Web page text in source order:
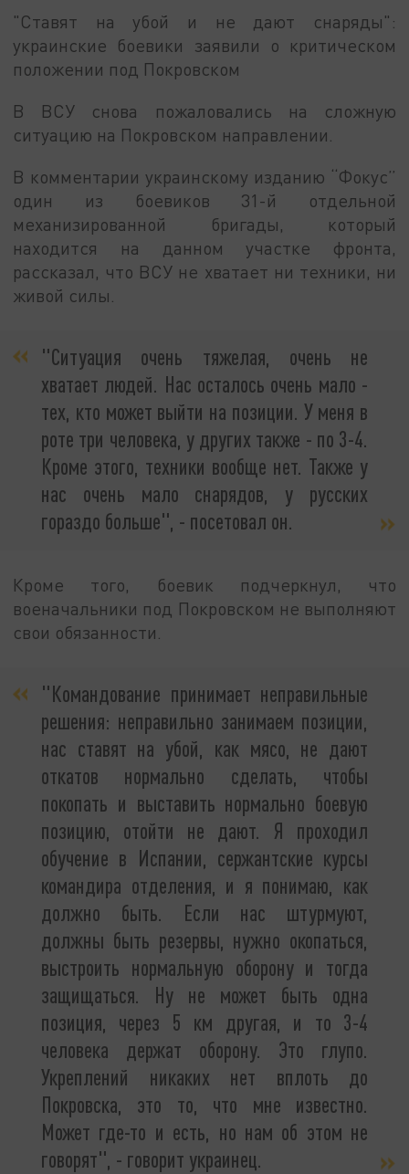
"Ставят на убой и не дают снаряды":
украинские боевики заявили о критическом
положении под Покровском
В ВСУ снова пожаловались на сложную
ситуацию на Покровском направлении.
В комментарии украинскому изданию “Фокус”
один из боевиков 31-й отдельной
механизированной бригады, который
находится на данном участке фронта,
рассказал, что ВСУ не хватает ни техники, ни
живой силы.
"Ситуация очень тяжелая, очень не
хватает людей. Нас осталось очень мало -
тех, кто может выйти на позиции. У меня в
роте три человека, у других также - по 3-4.
Кроме этого, техники вообще нет. Также у
нас очень мало снарядов, у русских
гораздо больше", - посетовал он.
Кроме того, боевик подчеркнул, что
военачальники под Покровском не выполняют
свои обязанности.
"Командование принимает неправильные
решения: неправильно занимаем позиции,
нас ставят на убой, как мясо, не дают
откатов нормально сделать, чтобы
покопать и выставить нормально боевую
позицию, отойти не дают. Я проходил
обучение в Испании, сержантские курсы
командира отделения, и я понимаю, как
должно быть. Если нас штурмуют,
должны быть резервы, нужно окопаться,
выстроить нормальную оборону и тогда
защищаться. Ну не может быть одна
позиция, через 5 км другая, и то 3-4
человека держат оборону. Это глупо.
Укреплений никаких нет вплоть до
Покровска, это то, что мне известно.
Может где-то и есть, но нам об этом не
говорят", - говорит украинец.